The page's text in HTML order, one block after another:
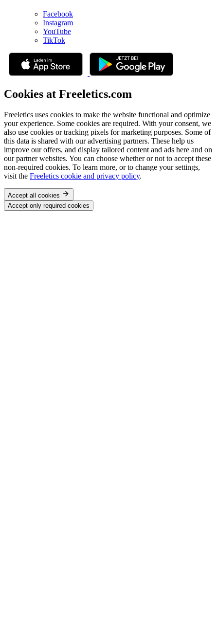
Facebook
Instagram
YouTube
TikTok
Cookies at Freeletics.com
Freeletics uses cookies to make the website functional and optimize
your experience. Some cookies are required. With your consent, we
also use cookies or tracking pixels for marketing purposes. Some of
this data is shared with our advertising partners. These help us
improve our offers, and display tailored content and ads here and on
our partner websites. You can choose whether or not to accept these
non-required cookies. To learn more, or to change your settings,
visit the Freeletics cookie and privacy policy.
Accept all cookies
Accept only required cookies